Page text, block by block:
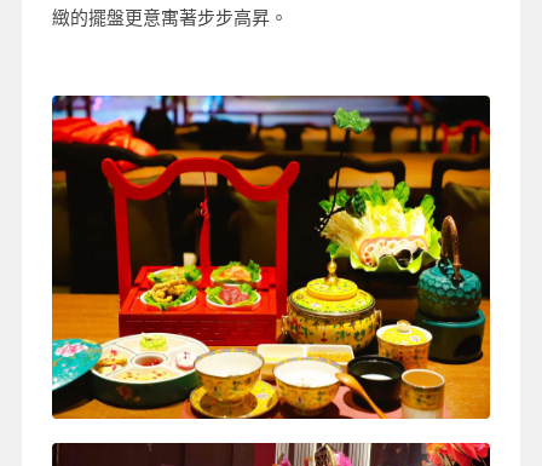
緻的擺盤更意寓著步步高昇。